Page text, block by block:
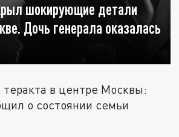
шокирующие детали
Дочь генерала оказалась
в центре Москвы:
о состоянии семьи